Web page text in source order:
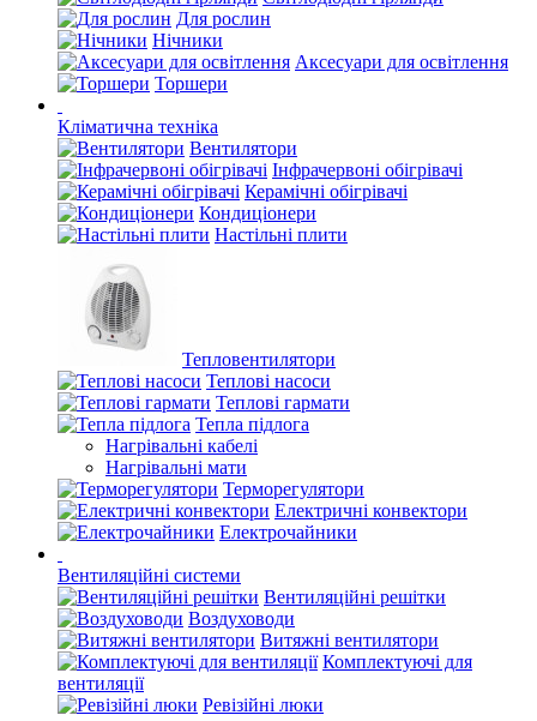
Для рослин
Нічники
Аксесуари для освітлення
Торшери
Кліматична техніка
Вентилятори
Інфрачервоні обігрівачі
Керамічні обігрівачі
Кондиціонери
Настільні плити
Тепловентилятори
Теплові насоси
Теплові гармати
Тепла підлога
Нагрівальні кабелі
Нагрівальні мати
Терморегулятори
Електричні конвектори
Електрочайники
Вентиляційні системи
Вентиляційні решітки
Воздуховоди
Витяжні вентилятори
Комплектуючі для
вентиляції
Ревізійні люки